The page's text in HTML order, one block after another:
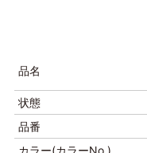
品名
状態
品番